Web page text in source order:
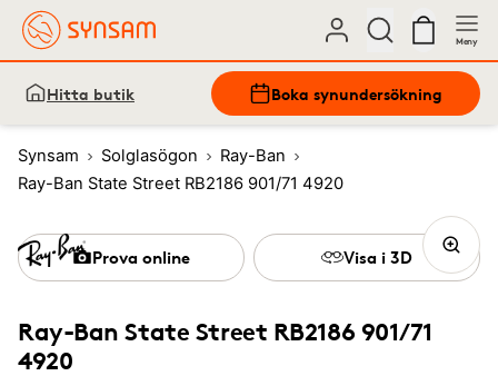
Meny
Hitta butik Boka synundersökning
Synsam Solglasögon
Ray-Ban
Ray-Ban State Street RB2186 901/71 4920
Ray-Ban State Street RB2186 901/71
4920
Prova online Visa i 3D